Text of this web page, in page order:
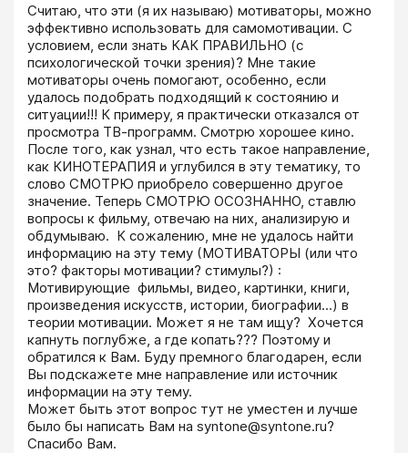
Считаю, что эти (я их называю) мотиваторы, можно
эффективно использовать для самомотивации. С
условием, если знать КАК ПРАВИЛЬНО (с
психологической точки зрения)? Мне такие
мотиваторы очень помогают, особенно, если
удалось подобрать подходящий к состоянию и
ситуации!!! К примеру, я практически отказался от
просмотра ТВ-программ. Смотрю хорошее кино.
После того, как узнал, что есть такое направление,
как КИНОТЕРАПИЯ и углубился в эту тематику, то
слово СМОТРЮ приобрело совершенно другое
значение. Теперь СМОТРЮ ОСОЗНАННО, ставлю
вопросы к фильму, отвечаю на них, анализирую и
обдумываю.  К сожалению, мне не удалось найти
информацию на эту тему (МОТИВАТОРЫ (или что
это? факторы мотивации? стимулы?) :
Мотивирующие  фильмы, видео, картинки, книги,
произведения искусств, истории, биографии...) в
теории мотивации. Может я не там ищу?  Хочется
капнуть поглубже, а где копать??? Поэтому и
обратился к Вам. Буду премного благодарен, если
Вы подскажете мне направление или источник
информации на эту тему.
Может быть этот вопрос тут не уместен и лучше
было бы написать Вам на syntone@syntone.ru?
Спасибо Вам.